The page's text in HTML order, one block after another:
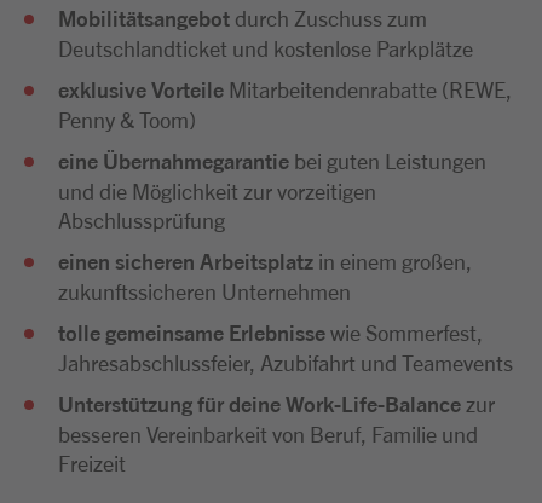
Mobilitätsangebot durch Zuschuss zum
Deutschlandticket und kostenlose Parkplätze
exklusive Vorteile Mitarbeitendenrabatte (REWE,
Penny & Toom)
eine Übernahmegarantie bei guten Leistungen
und die Möglichkeit zur vorzeitigen
Abschlussprüfung
einen sicheren Arbeitsplatz in einem großen,
zukunftssicheren Unternehmen
tolle gemeinsame Erlebnissewie Sommerfest,
Jahresabschlussfeier, Azubifahrt und Teamevents
Unterstützung für deine Work-Life-Balance zur
besseren Vereinbarkeit von Beruf, Familie und
Freizeit